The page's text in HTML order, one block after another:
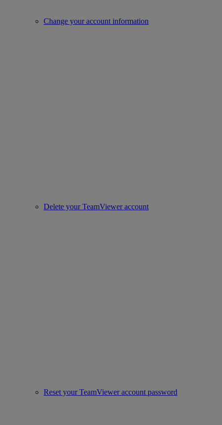
Change your account information
Delete your TeamViewer account
Reset your TeamViewer account password